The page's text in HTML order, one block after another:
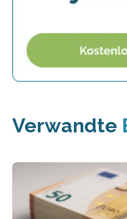
Verwandte